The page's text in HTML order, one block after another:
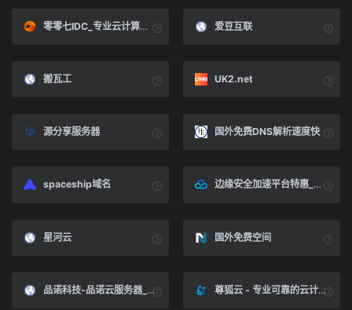
零零七IDC_专业云计算服务提供商_高效稳定的服务器租用与托管服务 爱豆互联
搬瓦工 UK2.net
源分享服务器 国外免费DNS解析速度快
spaceship域名 边缘安全加速平台特惠_EdgeOne续费优惠活动- 腾讯云
星河云 国外免费空间
品诺科技-品诺云服务器_云服务器cdn_海内外优质高速稳定网络 尊狐云 - 专业可靠的云计算提供商